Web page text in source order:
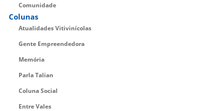
Comunidade
Colunas
Atualidades Vitivinícolas
Gente Empreendedora
Memória
Parla Talian
Coluna Social
Entre Vales